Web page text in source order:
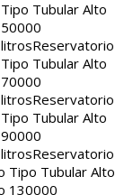
Tubular Alto
Reservatorio
Tubular Alto
Reservatorio
Tubular Alto
Reservatorio
Tipo Tubular Alto
130000